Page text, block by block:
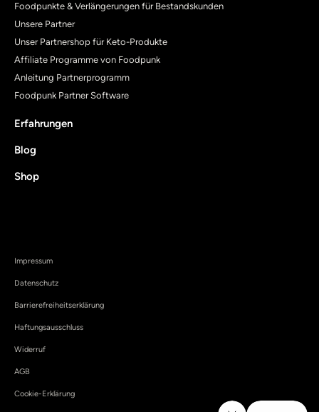
Foodpunkte & Verlängerungen für Bestandskunden
Unsere Partner
Unser Partnershop für Keto-Produkte
Affiliate Programme von Foodpunk
Anleitung Partnerprogramm
Foodpunk Partner Software
Erfahrungen
Blog
Shop
Impressum
Datenschutz
Barrierefreiheitserklärung
Haftungsausschluss
Widerruf
AGB
Cookie-Erklärung